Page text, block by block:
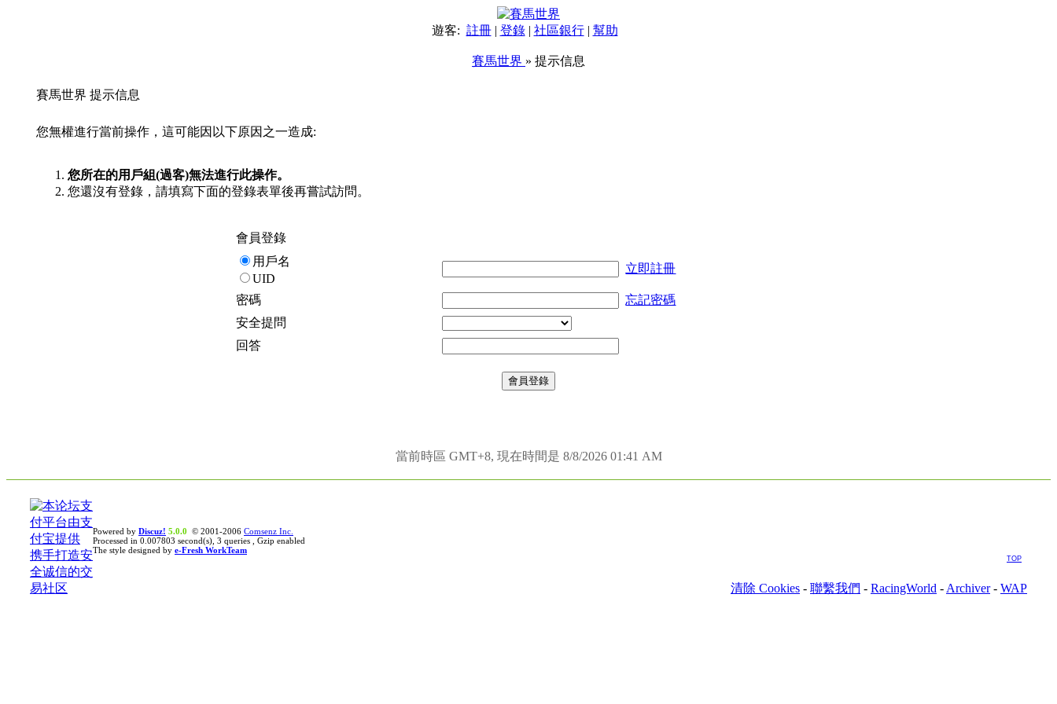
遊客: 註冊| 登錄| 社區銀行| 幫助
賽馬世界 » 提示信息
賽馬世界 提示信息
您無權進行當前操作，這可能因以下原因之一造成:
您所在的用戶組(過客)無法進行此操作。
您還沒有登錄，請填寫下面的登錄表單後再嘗試訪問。
會員登錄
用戶名
UID
立即註冊
密碼
忘記密碼
安全提問
回答
當前時區 GMT+8, 現在時間是 8/8/2026 01:41 AM
Powered by Discuz! 5.0.0 © 2001-2006 Comsenz Inc.
Processed in 0.007803 second(s), 3 queries , Gzip enabled
The style designed by e-Fresh WorkTeam
TOP
清除 Cookies - 聯繫我們 - RacingWorld - Archiver- WAP